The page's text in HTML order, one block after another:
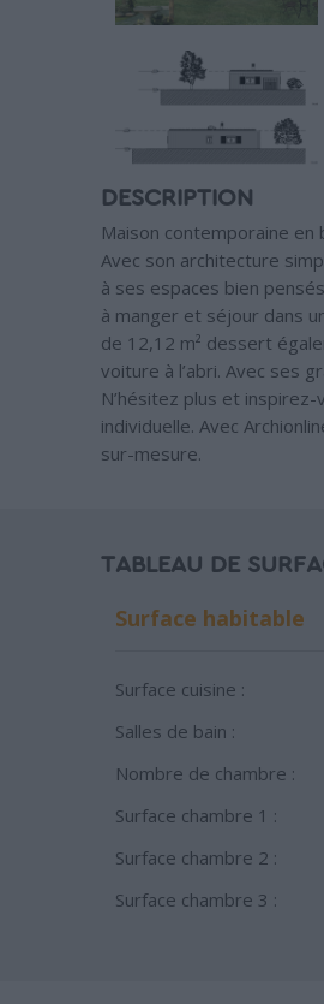
DESCRIPTION
Maison contemporaine
Avec son architecture
à ses espaces bien
à manger et séjour dans
de 12,12 m² dessert
voiture à l’abri. Avec ses
N’hésitez plus et
individuelle. Avec
sur-mesure.
TABLEAU DE
Surface habitable
Surface cuisine :
Salles de bain :
Nombre de chambre :
Surface chambre 1 :
Surface chambre 2 :
Surface chambre 3 :